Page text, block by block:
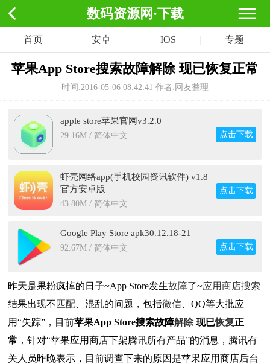
数码资源网·下载
首页 安卓 IOS 专题
苹果App Store搜索故障解除 现已恢复正常
时间:2016-05-06 08:42:41 作者:网友整理
apple store苹果官网v3.2.0
29.16M / 简体中文 点击下载
虾壳网络app(手机校园资讯软件) v1.8
官方安卓版
43.80M / 简体中文
点击下载
Google Play Store apk30.12.18-21
92.67M / 简体中文 点击下载
昨天是果粉疯掉的日子~App Store发生故障了~应用商店搜索
结果出现不匹配 、混乱的问题，包括微信 、QQ等大批应
用“失踪”，目前苹果App Store搜索故障解除现已恢复正
常 ，针对“苹果应用商店下架腾讯所有产品”的消息，腾讯有
关人员昨晚表示，目前调查下来的原因是苹果应用商店后台